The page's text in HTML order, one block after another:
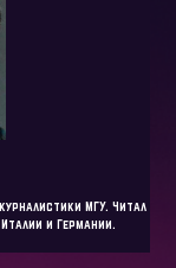
МГУ. Читал
и Германии.